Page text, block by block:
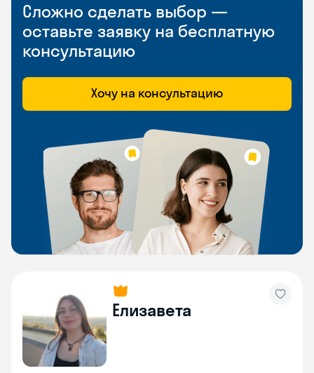
Сложно сделать выбор —
оставьте заявку на бесплатную
консультацию
Хочу на консультацию
Елизавета